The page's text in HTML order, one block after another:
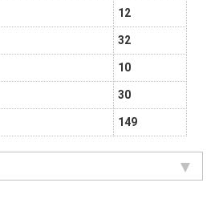
12
32
10
30
149